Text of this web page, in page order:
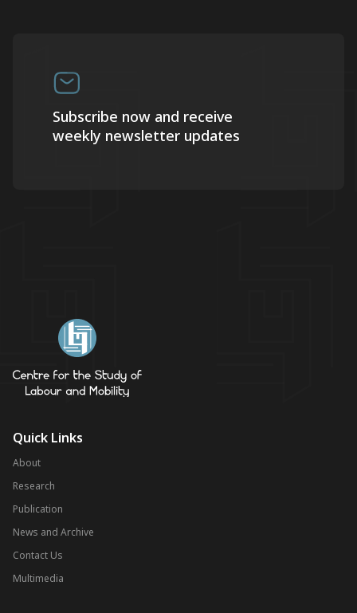
Subscribe now and receive
weekly newsletter updates
Quick Links
About
Research
Publication
News and Archive
Contact Us
Multimedia